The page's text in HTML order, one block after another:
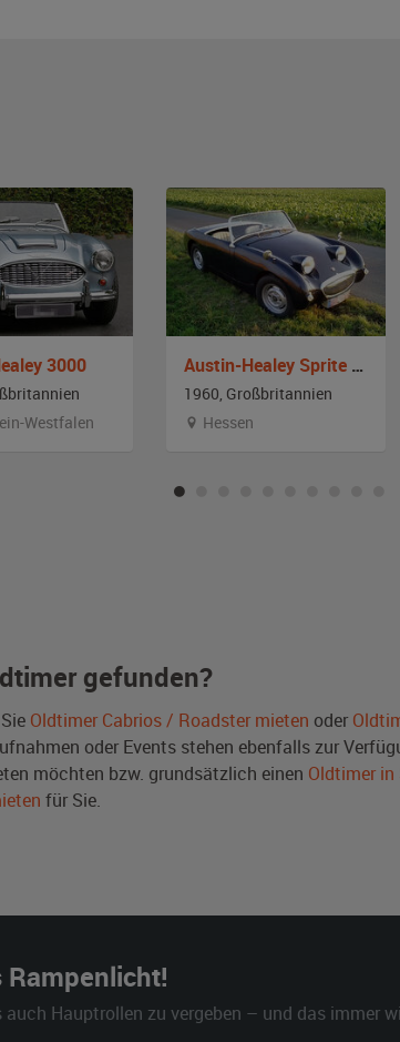
3000
Westfalen
Austin-Healey Sprite MKI Froschauge
1960, Großbritannien
Hessen
gefunden?
Oldtimer Cabrios / Roadster mieten oder
oder Events stehen ebenfalls zur
möchten bzw. grundsätzlich einen Oldtimer
für Sie.
Rampenlicht!
Hauptrollen zu vergeben – und das immer